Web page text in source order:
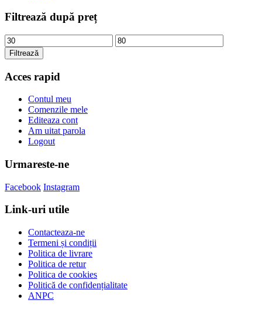
Filtrează după preț
Preț
minim
Preț
maxim
Filtrează
Acces rapid
Contul meu
Comenzile mele
Editeaza cont
Am uitat parola
Logout
Urmareste-ne
Facebook Instagram
Link-uri utile
Contacteaza-ne
Termeni și condiții
Politica de livrare
Politica de retur
Politica de cookies
Politică de confidențialitate
ANPC